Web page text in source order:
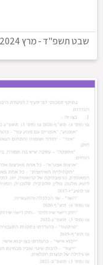
שבט תשפ"ד-מרץ 2024